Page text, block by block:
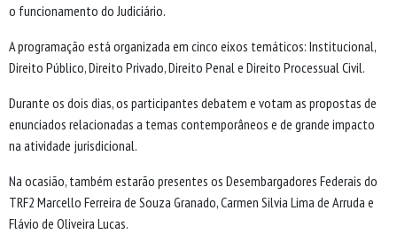
o funcionamento do Judiciário.
A programação está organizada em cinco eixos temáticos: Institucional,
Direito Público, Direito Privado, Direito Penal e Direito Processual Civil.
Durante os dois dias, os participantes debatem e votam as propostas de
enunciados relacionadas a temas contemporâneos e de grande impacto
na atividade jurisdicional.
Na ocasião, também estarão presentes os Desembargadores Federais do
TRF2 Marcello Ferreira de Souza Granado, Carmen Silvia Lima de Arruda e
Flávio de Oliveira Lucas.